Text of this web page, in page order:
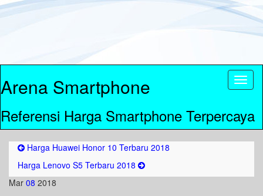
Arena Smartphone
Referensi Harga Smartphone Terpercaya
Harga Huawei Honor 10 Terbaru 2018
Harga Lenovo S5 Terbaru 2018
Mar 08 2018